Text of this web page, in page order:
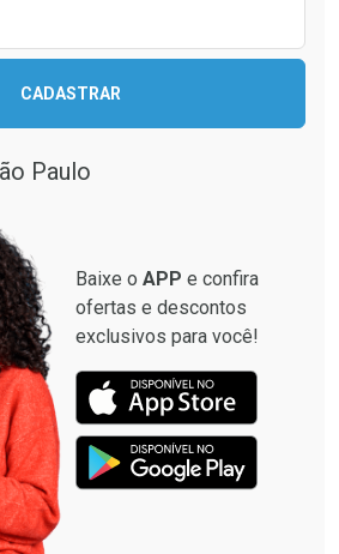
CADASTRAR
Paulo
Baixe o APP e confira
ofertas e descontos
exclusivos para você!